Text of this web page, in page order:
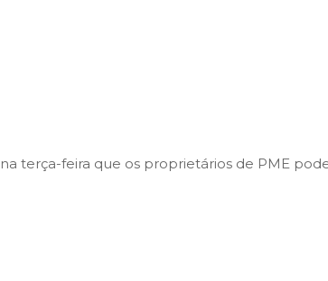
terça-feira que os proprietários de PME